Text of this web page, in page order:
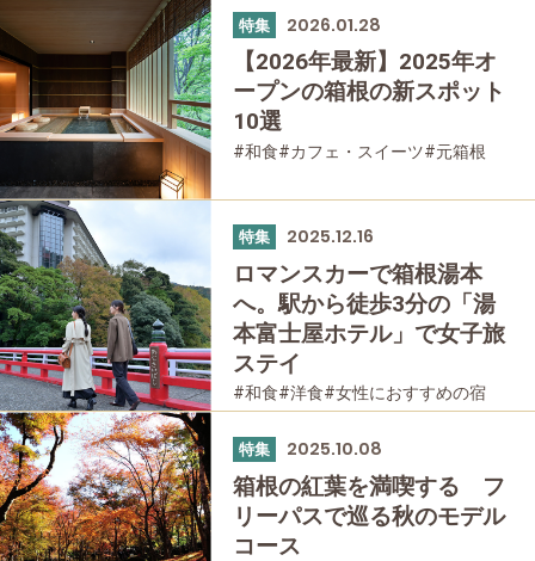
#宿泊 #グルメ #母と娘で
特集 2026.01.28
【2026年最新】2025年オ
ープンの箱根の新スポット
10選
#和食#カフェ・スイーツ#元箱根
#宿泊#グルメ
特集 2025.12.16
ロマンスカーで箱根湯本
へ。駅から徒歩3分の「湯
本富士屋ホテル」で女子旅
ステイ
#和食#洋食#女性におすすめの宿
#箱根湯本#温泉#家族で
#友人グループで#宿泊
特集 2025.10.08
箱根の紅葉を満喫する フ
リーパスで巡る秋のモデル
コース